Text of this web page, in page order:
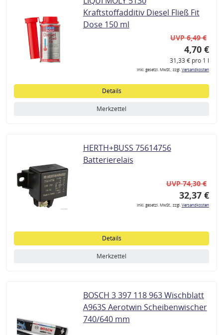
Kraftstoffadditiv Diesel Fließ Fit
Dose 150 ml
UVP 6,49 €
4,70 €
31,33 € pro 1 l
inkl. gesetzl. MwSt., zzgl.Versandkosten
Details
Merkzettel
HERTH+BUSS 75614756
Batterierelais
UVP 74,30 €
32,37 €
inkl. gesetzl. MwSt., zzgl.Versandkosten
Details
Merkzettel
BOSCH 3 397 118 963 Wischblatt
A963S Aerotwin Scheibenwischer
740/640 mm